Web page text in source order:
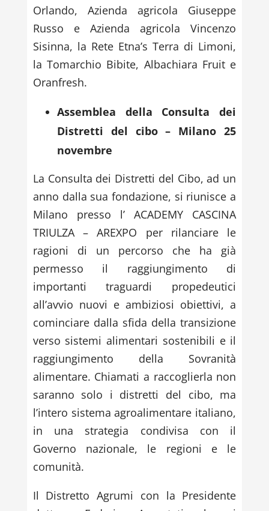
Orlando, Azienda agricola Giuseppe
Russo e Azienda agricola Vincenzo
Sisinna, la Rete Etna’s Terra di Limoni,
la Tomarchio Bibite, Albachiara Fruit e
Oranfresh.
Assemblea della Consulta dei
Distretti del cibo – Milano 25
novembre
La Consulta dei Distretti del Cibo, ad un
anno dalla sua fondazione, si riunisce a
Milano presso l’ ACADEMY CASCINA
TRIULZA – AREXPO per rilanciare le
ragioni di un percorso che ha già
permesso il raggiungimento di
importanti traguardi propedeutici
all’avvio nuovi e ambiziosi obiettivi, a
cominciare dalla sfida della transizione
verso sistemi alimentari sostenibili e il
raggiungimento della Sovranità
alimentare. Chiamati a raccoglierla non
saranno solo i distretti del cibo, ma
l’intero sistema agroalimentare italiano,
in una strategia condivisa con il
Governo nazionale, le regioni e le
comunità.
Il Distretto Agrumi con la Presidente